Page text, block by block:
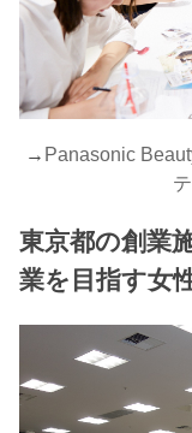
→ Panasonic
東京都の創業
業を目指す女